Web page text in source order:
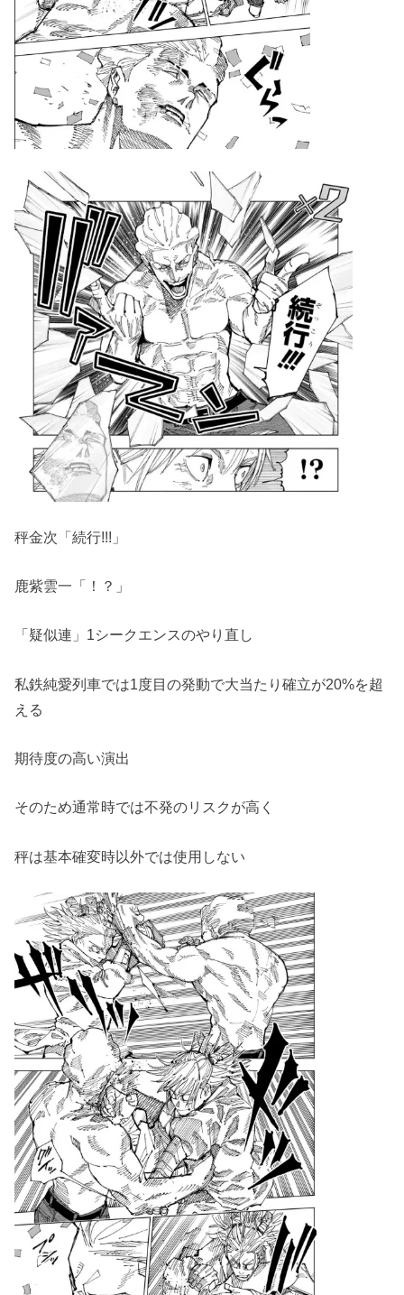
秤金次「続行!!!」
鹿紫雲一「！？」
「疑似連」1シークエンスのやり直し
私鉄純愛列車では1度目の発動で大当たり確立が20%を超
える
期待度の高い演出
そのため通常時では不発のリスクが高く
秤は基本確変時以外では使用しない